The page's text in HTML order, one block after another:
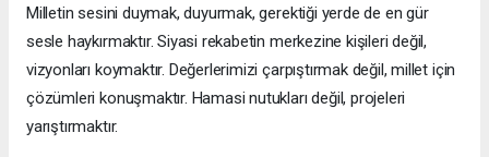
Milletin sesini duymak, duyurmak, gerektiği yerde de en gür
sesle haykırmaktır. Siyasi rekabetin merkezine kişileri değil,
vizyonları koymaktır. Değerlerimizi çarpıştırmak değil, millet için
çözümleri konuşmaktır. Hamasi nutukları değil, projeleri
yarıştırmaktır.